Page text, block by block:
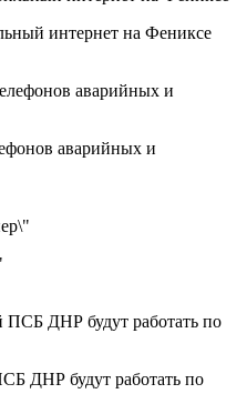
интернет на Фениксе
аварийных и
ДНР будут работать по